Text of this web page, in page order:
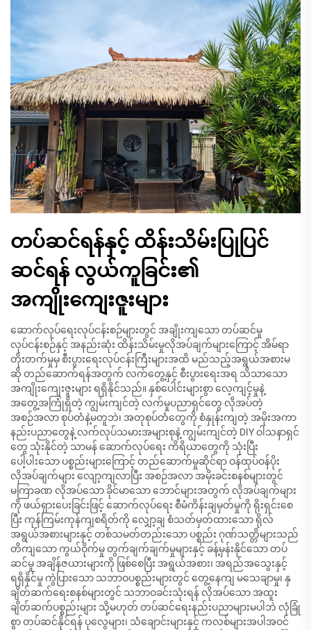
တပ်ဆင်ရန်နှင့် ထိန်းသိမ်းပြုပြင်
ဆင်ရန် လွယ်ကူခြင်း၏
အကျိုးကျေးဇူးများ
ဆောက်လုပ်ရေးလုပ်ငန်းစဉ်များတွင် အချိုးကျသော တပ်ဆင်မှု
လုပ်ငန်းစဉ်နှင့် အနည်းဆုံး ထိန်းသိမ်းမှုလိုအပ်ချက်များကြောင့် အိမ်ရာ
တိုးတက်မှုမှ စီးပွားရေးလုပ်ငန်းကြီးများအထိ မည်သည့်အရွယ်အစားမ
ဆို တည်ဆောက်ရန်အတွက် လက်တွေ့နှင့် စီးပွားရေးအရ သိသာသော
အကျိုးကျေးဇူးများ ရရှိနိုင်သည်။ နှစ်ပေါင်းများစွာ လေ့ကျင့်မှုနဲ့
အတွေ့အကြုံရှိတဲ့ ကျွမ်းကျင်တဲ့ လက်မှုပညာရှင်တွေ လိုအပ်တဲ့
အစဉ်အလာ စုပ်တံနဲ့မတူဘဲ၊ အတုစုပ်တံတွေကို စံနှုန်းကျတဲ့ အမိုးအကာ
နည်းပညာတွေနဲ့ လက်လုပ်သမားအများစုနဲ့ ကျွမ်းကျင်တဲ့ DIY ဝါသနာရှင်
တွေ သုံးနိုင်တဲ့ သာမန် ဆောက်လုပ်ရေး ကိရိယာတွေကို သုံးပြီး
ပေါ့ပါးသော ပစ္စည်းများကြောင့် တည်ဆောက်မှုဆိုင်ရာ ဝန်ထုပ်ဝန်ပိုး
လိုအပ်ချက်များ လျော့ကျလာပြီး အစဉ်အလာ အမိုးခင်းစနစ်များတွင်
မကြာခဏ လိုအပ်သော ခိုင်မာသော ဘောင်များအတွက် လိုအပ်ချက်များ
ကို ဖယ်ရှားပေးခြင်းဖြင့် ဆောက်လုပ်ရေး စီမံကိန်းချမှတ်မှုကို ရိုးရှင်းစေ
ပြီး ကုန်ကြမ်းကုန်ကျစရိတ်ကို လျှော့ချ စံသတ်မှတ်ထားသော ရိုလ်
အရွယ်အစားများနှင့် တစ်သမတ်တည်းသော ပစ္စည်း ဂုဏ်သတ္တိများသည်
တိကျသော ကွယ်ဝိုက်မှု တွက်ချက်ချက်မှုများနှင့် ခန့်မှန်းနိုင်သော တပ်
ဆင်မှု အချိန်ဇယားများကို ဖြစ်စေပြီး အရွယ်အစား၊ အရည်အသွေးနှင့်
ရရှိနိုင်မှု ကွဲပြားသော သဘာဝပစ္စည်းများတွင် တွေ့နေကျ မသေချာမှု၊ နှ
ချိတ်ဆက်ရေးစနစ်များတွင် သဘာဝခင်းသုံးရန် လိုအပ်သော အထူး
ချိတ်ဆက်ပစ္စည်းများ သို့မဟုတ် တပ်ဆင်ရေးနည်းပညာများမပါဘဲ လုံခြုံ
စွာ တပ်ဆင်နိုင်ရန် ပုလွေများ၊ သံချောင်းများနှင့် ကလစ်များအပါအဝင်